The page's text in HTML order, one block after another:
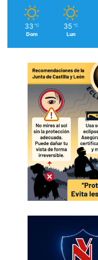
33 ℃
Dom
35 ℃
Lun